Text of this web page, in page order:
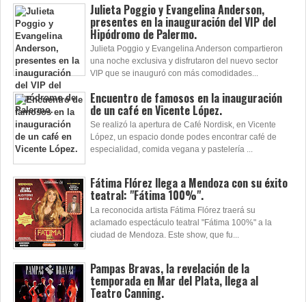
Julieta Poggio y Evangelina Anderson,
presentes en la inauguración del VIP del
Hipódromo de Palermo.
Julieta Poggio y Evangelina Anderson compartieron
una noche exclusiva y disfrutaron del nuevo sector
VIP que se inauguró con más comodidades...
Encuentro de famosos en la inauguración
de un café en Vicente López.
Se realizó la apertura de Café Nordisk, en Vicente
López, un espacio donde podes encontrar café de
especialidad, comida vegana y pastelería ...
Fátima Flórez llega a Mendoza con su éxito
teatral: "Fátima 100%".
La reconocida artista Fátima Flórez traerá su
aclamado espectáculo teatral "Fátima 100%" a la
ciudad de Mendoza. Este show, que fu...
Pampas Bravas, la revelación de la
temporada en Mar del Plata, llega al
Teatro Canning.